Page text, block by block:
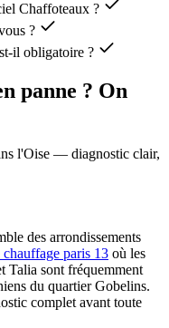
Chaffoteaux ?
?
il obligatoire ?
panne ? On
l'Oise — diagnostic clair,
des arrondissements
chauffage paris 13 où les
Talia sont fréquemment
du quartier Gobelins.
complet avant toute